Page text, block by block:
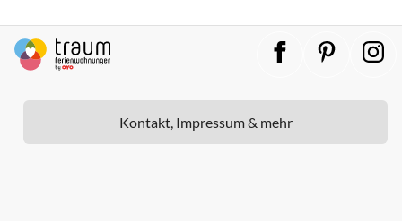
Kontakt, Impressum & mehr